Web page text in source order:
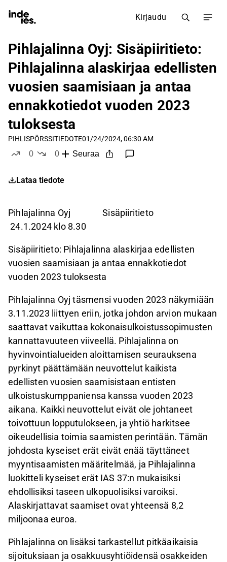
Kirjaudu
Pihlajalinna Oyj: Sisäpiiritieto:
Pihlajalinna alaskirjaa edellisten
vuosien saamisiaan ja antaa
ennakkotiedot vuoden 2023
tuloksesta
PIHLISPÖRSSITIEDOTE01/24/2024, 06:30 AM
0
0
Seuraa
Lataa tiedote
Pihlajalinna Oyj Sisäpiiritieto
24.1.2024 klo 8.30
Sisäpiiritieto: Pihlajalinna alaskirjaa edellisten
vuosien saamisiaan ja antaa ennakkotiedot
vuoden 2023 tuloksesta
Pihlajalinna Oyj täsmensi vuoden 2023 näkymiään
3.11.2023 liittyen eriin, jotka johdon arvion mukaan
saattavat vaikuttaa kokonaisulkoistussopimusten
kannattavuuteen viiveellä. Pihlajalinna on
hyvinvointialueiden aloittamisen seurauksena
pyrkinyt päättämään neuvottelut kaikista
edellisten vuosien saamisistaan entisten
ulkoistuskumppaniensa kanssa vuoden 2023
aikana. Kaikki neuvottelut eivät ole johtaneet
toivottuun lopputulokseen, ja yhtiö harkitsee
oikeudellisia toimia saamisten perintään. Tämän
johdosta kyseiset erät eivät enää täyttäneet
myyntisaamisten määritelmää, ja Pihlajalinna
luokitteli kyseiset erät IAS 37:n mukaisiksi
ehdollisiksi taseen ulkopuolisiksi varoiksi.
Alaskirjattavat saamiset ovat yhteensä 8,2
miljoonaa euroa.
Pihlajalinna on lisäksi tarkastellut pitkäaikaisia
sijoituksiaan ja osakkuusyhtiöidensä osakkeiden